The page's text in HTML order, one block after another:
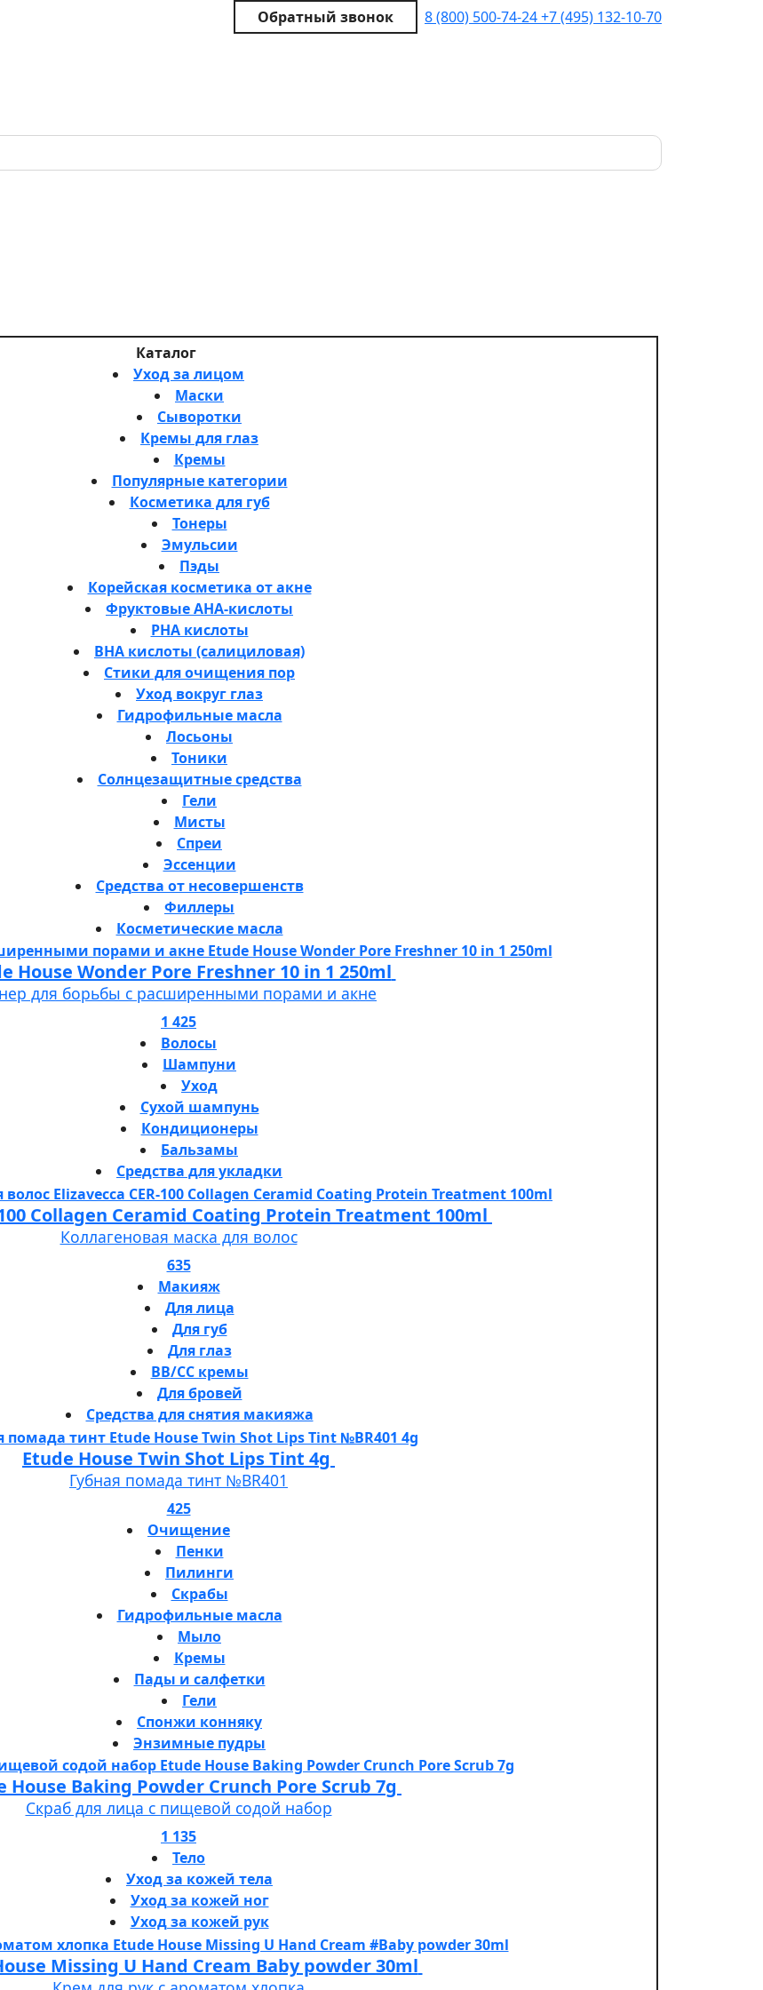
Обратный звонок 8 (800) 500-74-24+7 (495) 132-10-70
Каталог
Уход за лицом
Маски
Сыворотки
Кремы для глаз
Кремы
Популярные категории
Косметика для губ
Тонеры
Эмульсии
Пэды
Корейская косметика от акне
Фруктовые AHA-кислоты
PHA кислоты
BHA кислоты (салициловая)
Стики для очищения пор
Уход вокруг глаз
Гидрофильные масла
Лосьоны
Тоники
Солнцезащитные средства
Гели
Мисты
Спреи
Эссенции
Средства от несовершенств
Филлеры
Косметические масла
House Wonder Pore Freshner 10 in 1 250ml
для борьбы с расширенными порами и акне
1 425
Волосы
Шампуни
Уход
Сухой шампунь
Кондиционеры
Бальзамы
Средства для укладки
100 Collagen Ceramid Coating Protein Treatment 100ml
Коллагеновая маска для волос
635
Макияж
Для лица
Для губ
Для глаз
BB/CC кремы
Для бровей
Средства для снятия макияжа
Etude House Twin Shot Lips Tint 4g
Губная помада тинт №BR401
425
Очищение
Пенки
Пилинги
Скрабы
Гидрофильные масла
Мыло
Кремы
Пады и салфетки
Гели
Спонжи конняку
Энзимные пудры
House Baking Powder Crunch Pore Scrub 7g
Скраб для лица с пищевой содой набор
1 135
Тело
Уход за кожей тела
Уход за кожей ног
Уход за кожей рук
Missing U Hand Cream Baby powder 30ml